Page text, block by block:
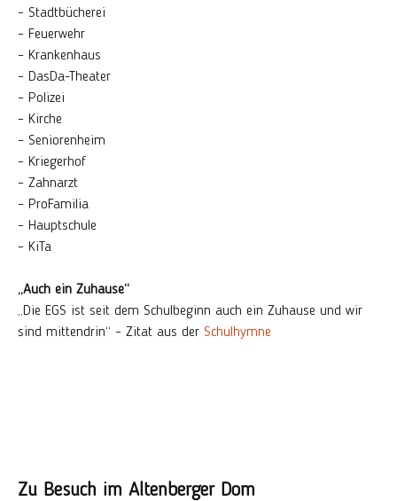
– Stadtbücherei
– Feuerwehr
– Krankenhaus
– DasDa-Theater
– Polizei
– Kirche
– Seniorenheim
– Kriegerhof
– Zahnarzt
– ProFamilia
– Hauptschule
– KiTa
„Auch ein Zuhause“
„Die EGS ist seit dem Schulbeginn auch ein Zuhause und wir
sind mittendrin“ – Zitat aus der Schulhymne
Zu Besuch im Altenberger Dom